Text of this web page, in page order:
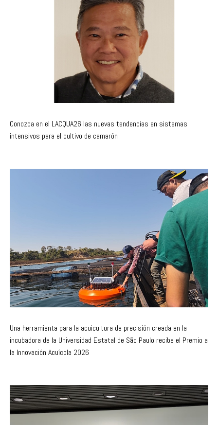
Conozca en el LACQUA26 las nuevas tendencias en sistemas
intensivos para el cultivo de camarón
Una herramienta para la acuicultura de precisión creada en la
incubadora de la Universidad Estatal de São Paulo recibe el Premio a
la Innovación Acuícola 2026